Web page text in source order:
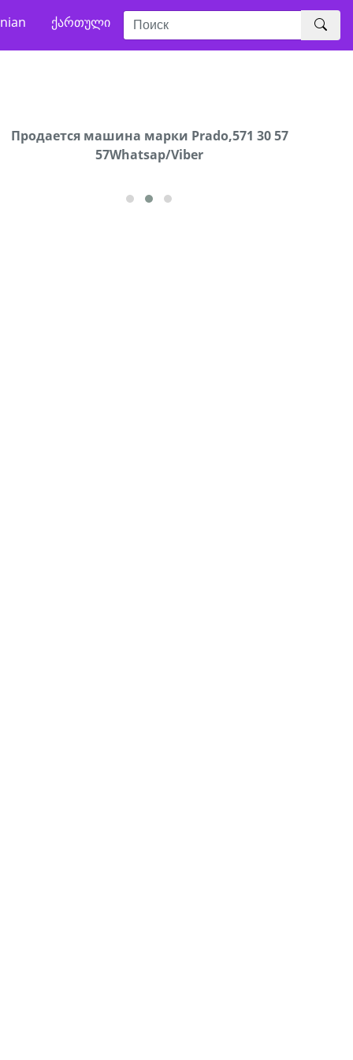
ქართული
Продается машина марки Prado,571 30 57
57Whatsap/Viber
Продаются грабли под лощадь ,+995 551 08 62
72